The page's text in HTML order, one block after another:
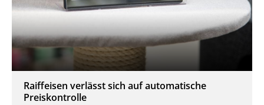
Raiffeisen verlässt sich auf automatische
Preiskontrolle